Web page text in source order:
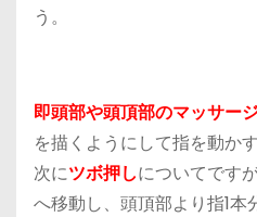
う。
即頭部や頭頂部のマッサー
を描くようにして指を動か
次にツボ押しについてです
へ移動し、頭頂部より指1本